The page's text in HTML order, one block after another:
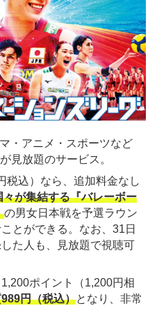
・アニメ・スポーツなど
見放題のサービス。
税込）なら、追加料金なし
が集結する『バレーボー
の男女日本戦を予選ラウン
とができる。なお、31日
た人も、見放題で視聴可
ポイント（1,200円相
円（税込）となり、非常